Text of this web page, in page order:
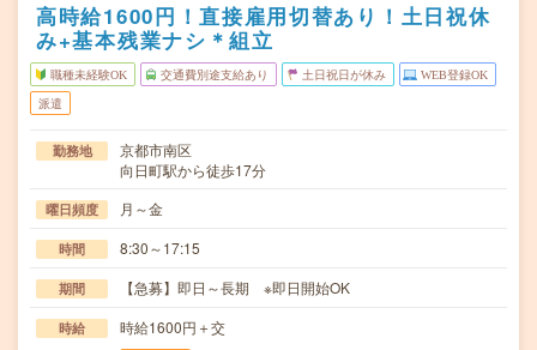
高時給1600円！直接雇用切替あり！土日祝休
み+基本残業ナシ＊組立
職種未経験OK 交通費別途支給あり 土日祝日が休み WEB登録OK
派遣
勤務地
京都市南区
向日町駅から徒歩17分
曜日頻度 月～金
時間 8:30～17:15
期間 【急募】即日～長期 ※即日開始OK
時給 時給1600円＋交